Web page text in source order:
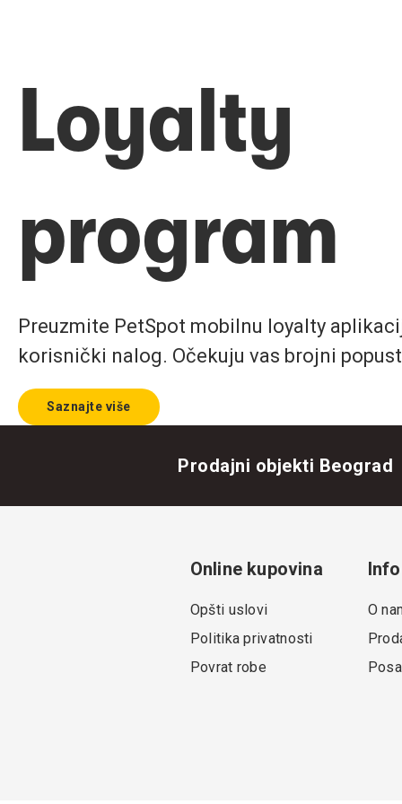
Loyalty
program
Preuzmite PetSpot mobilnu loyalty
korisnički nalog. Očekuju vas brojni
Saznajte više
Prodajni objekti Beograd
Online kupovina
Opšti uslovi
Politika privatnosti
Povrat robe
Info
O